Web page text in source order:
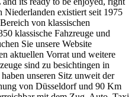
existiert seit 1975
von klassischen
klassische Fahzreuge und
Sie unsere Website
aktuellen Vorrat und weitere
sind zu besichtingen in
unseren Sitz unweit der
von Düsseldorf und 90 Km